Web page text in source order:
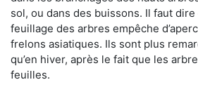
sol, ou dans des buissons. Il faut
feuillage des arbres empêche
frelons asiatiques. Ils sont plus
qu’en hiver, après le fait que les
feuilles.